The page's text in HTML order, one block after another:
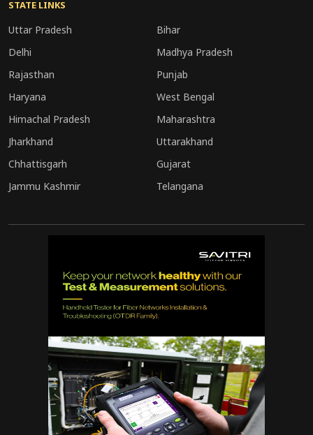
नजर आएंगी। इसके अलावा वह अपनी सुपरहिट फिल्म
Stree
के अगले पार्ट और फिल्म ‘नागिन’ में भी दिखाई देंगी।
STATE LINKS
Uttar Pradesh
Bihar
Delhi
Madhya Pradesh
Rajasthan
Punjab
Haryana
West Bengal
Himachal Pradesh
Maharashtra
Jharkhand
Uttarakhand
Chhattisgarh
Gujarat
Jammu Kashmir
Telangana